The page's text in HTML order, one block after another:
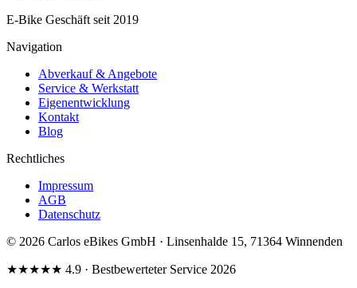
E-Bike Geschäft seit 2019
Navigation
Abverkauf & Angebote
Service & Werkstatt
Eigenentwicklung
Kontakt
Blog
Rechtliches
Impressum
AGB
Datenschutz
© 2026 Carlos eBikes GmbH · Linsenhalde 15, 71364 Winnenden
★★★★★ 4.9 · Bestbewerteter Service 2026